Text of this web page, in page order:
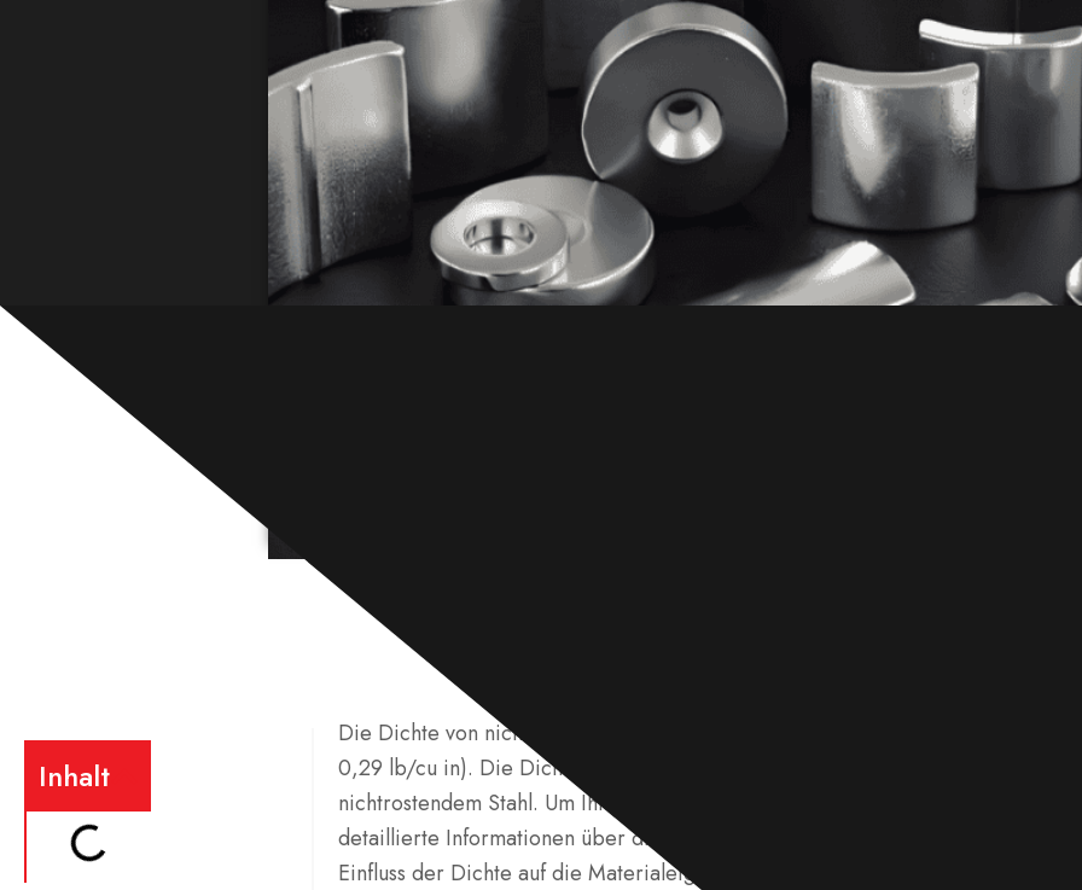
Inhalt
Die Dichte von nichtrostendem Stahl liegt je nach Legierung zwischen 7,5 und
0,29 lb/cu in). Die Dichte hat einen erheblichen Einfluss auf die Anwendung und
nichtrostendem Stahl. Um Ihnen die Auswahl von rostfreiem Stahl zu erleichtern,
detaillierte Informationen über die Dichte von rostfreiem Stahl, die Messung
Einfluss der Dichte auf die Materialeigenschaften zur Verfügung.